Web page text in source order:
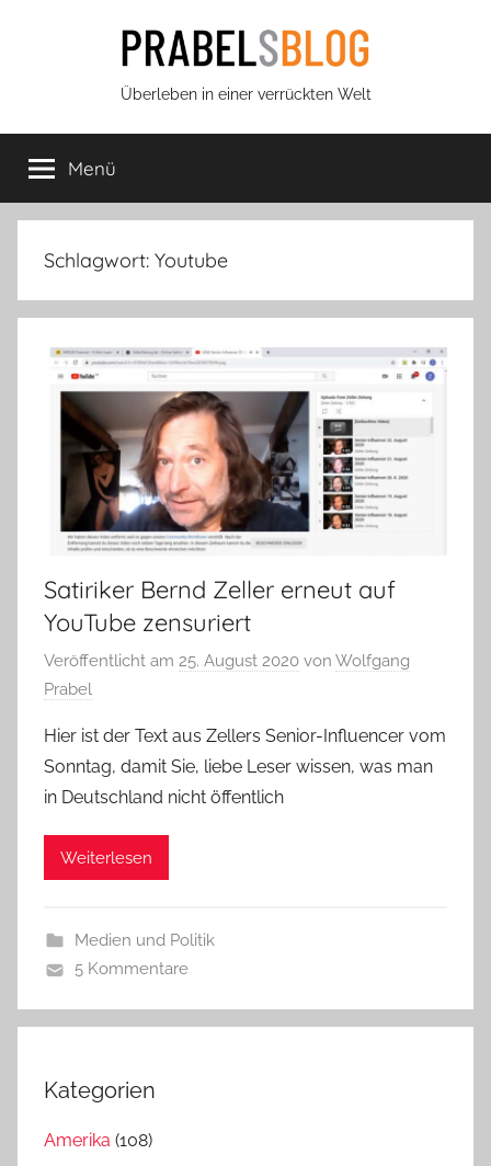
Prabels
Blog
Überleben in einer verrückten Welt
Menü
Schlagwort: Youtube
Satiriker Bernd Zeller erneut auf
YouTube zensuriert
Veröffentlicht am 25. August 2020 von Wolfgang
Prabel
Hier ist der Text aus Zellers Senior-Influencer vom
Sonntag, damit Sie, liebe Leser wissen, was man
in Deutschland nicht öffentlich
Weiterlesen
Medien und Politik
5 Kommentare
Kategorien
Amerika (108)